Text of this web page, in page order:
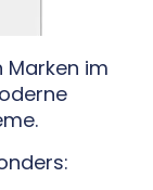
Marken im